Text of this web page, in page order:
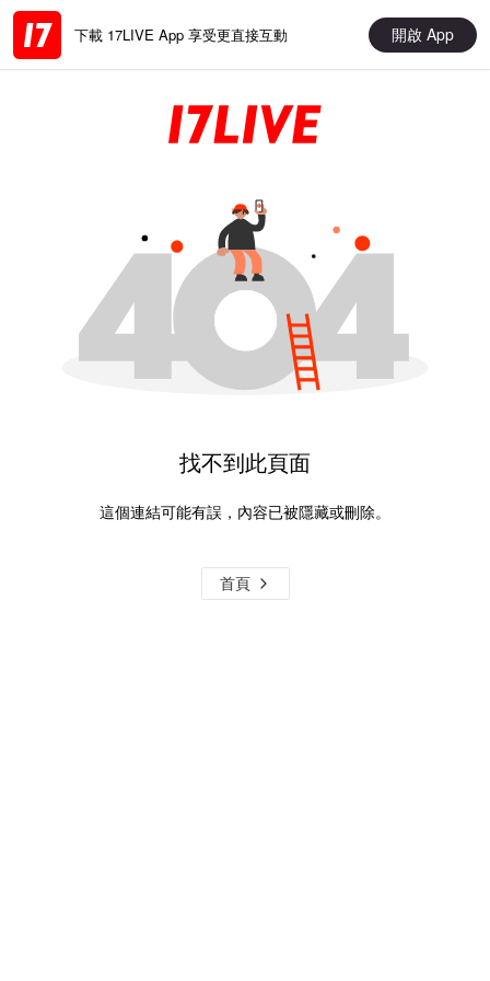
下載 17LIVE App 享受更直接互動 開啟 App
找不到此頁面
這個連結可能有誤，內容已被隱藏或刪除。
首頁